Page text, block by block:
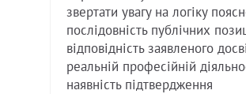
звертати увагу на логіку
послідовність публічних
відповідність заявленого
реальній професійній
наявність підтвердження